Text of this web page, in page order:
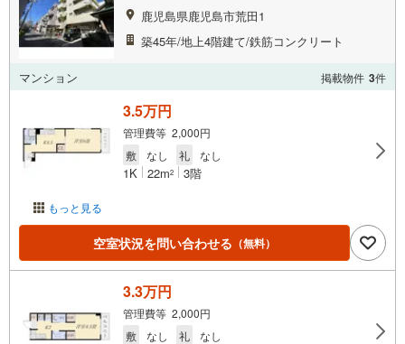
鹿児島県鹿児島市荒田1
築45年/地上4階建て/鉄筋コンクリート
マンション 掲載物件 3件
もっと見る
3.5万円
管理費等 2,000円
敷
なし 礼 なし
1K 22m2 3階
空室状況を問い合わせる （無料）
3.3万円
管理費等 2,000円
敷
なし 礼 なし